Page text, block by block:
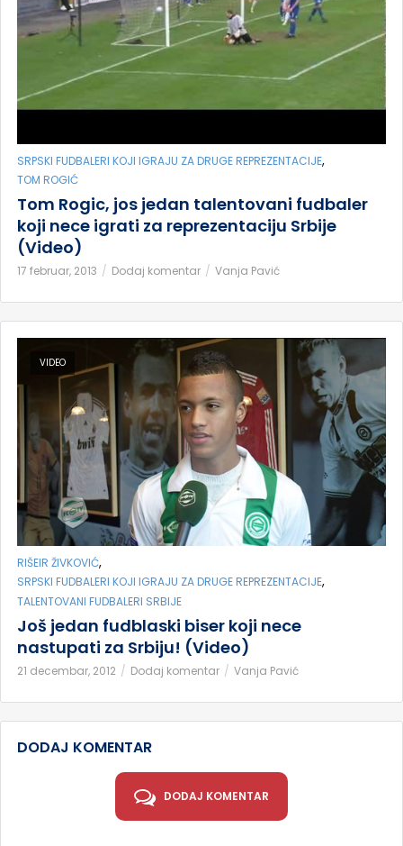
SRPSKI FUDBALERI KOJI IGRAJU ZA DRUGE REPREZENTACIJE,
TOM ROGIĆ
Tom Rogic, jos jedan talentovani fudbaler
koji nece igrati za reprezentaciju Srbije
(Video)
17 februar, 2013 Dodaj komentar Vanja Pavić
VIDEO
RIŠEIR ŽIVKOVIĆ,
SRPSKI FUDBALERI KOJI IGRAJU ZA DRUGE REPREZENTACIJE,
TALENTOVANI FUDBALERI SRBIJE
Još jedan fudblaski biser koji nece
nastupati za Srbiju! (Video)
21 decembar, 2012 Dodaj komentar Vanja Pavić
DODAJ KOMENTAR
DODAJ KOMENTAR